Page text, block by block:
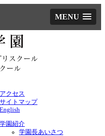
MENU
アクセス
サイトマップ
English
学園紹介
学園長あいさつ